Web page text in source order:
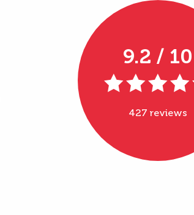
9.2 / 10
427 reviews